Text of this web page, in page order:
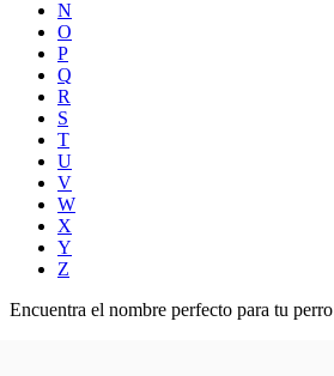
N
O
P
Q
R
S
T
U
V
W
X
Y
Z
Encuentra el nombre perfecto para tu perro